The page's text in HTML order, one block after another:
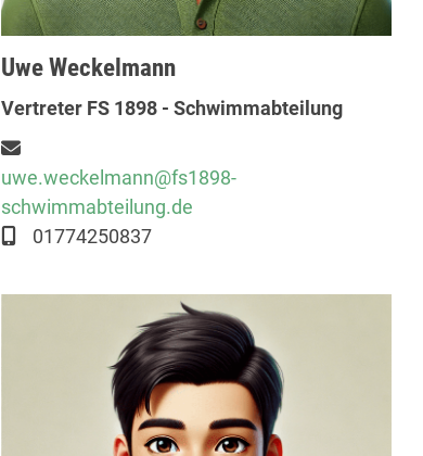
Uwe Weckelmann
Vertreter FS 1898 - Schwimmabteilung
uwe.weckelmann@fs1898-
schwimmabteilung.de
01774250837